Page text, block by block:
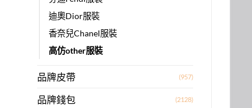
迪奧Dior服裝
香奈兒Chanel服裝
高仿other服裝
品牌皮帶 (957)
品牌錢包 (2128)